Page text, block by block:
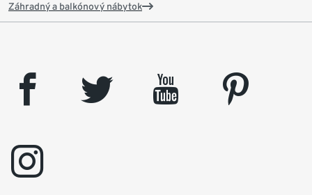
Záhradný a balkónový nábytok
facebook twitter youtube
pinterest
instagram